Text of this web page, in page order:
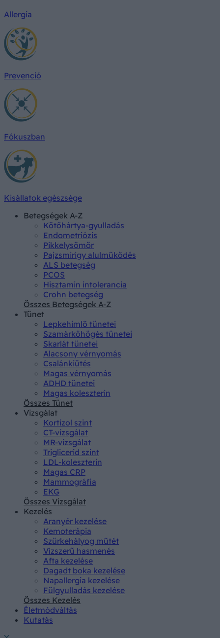
Allergia
Prevenció
Fókuszban
Kisállatok egészsége
Betegségek A-Z
Kötőhártya-gyulladás
Endometriózis
Pikkelysömör
Pajzsmirigy alulműködés
ALS betegség
PCOS
Hisztamin intolerancia
Crohn betegség
Összes Betegségek A-Z
Tünet
Lepkehimlő tünetei
Szamárköhögés tünetei
Skarlát tünetei
Alacsony vérnyomás
Csalánkiütés
Magas vérnyomás
ADHD tünetei
Magas koleszterin
Összes Tünet
Vizsgálat
Kortizol szint
CT-vizsgálat
MR-vizsgálat
Triglicerid szint
LDL-koleszterin
Magas CRP
Mammográfia
EKG
Összes Vizsgálat
Kezelés
Aranyér kezelése
Kemoterápia
Szürkehályog műtét
Vízszerű hasmenés
Afta kezelése
Dagadt boka kezelése
Napallergia kezelése
Fülgyulladás kezelése
Összes Kezelés
Életmódváltás
Kutatás